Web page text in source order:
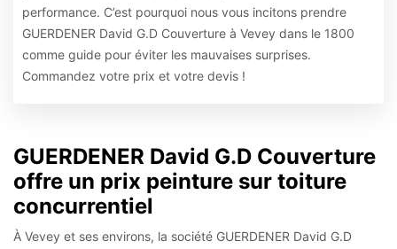
performance. C’est pourquoi nous vous incitons prendre
GUERDENER David G.D Couverture à Vevey dans le 1800
comme guide pour éviter les mauvaises surprises.
Commandez votre prix et votre devis !
GUERDENER David G.D Couverture
offre un prix peinture sur toiture
concurrentiel
À Vevey et ses environs, la société GUERDENER David G.D